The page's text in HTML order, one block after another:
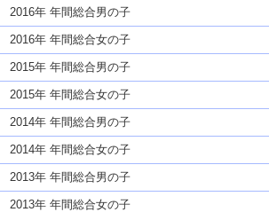
2016年 年間総合男の子
2016年 年間総合女の子
2015年 年間総合男の子
2015年 年間総合女の子
2014年 年間総合男の子
2014年 年間総合女の子
2013年 年間総合男の子
2013年 年間総合女の子